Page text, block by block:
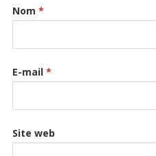
Nom *
E-mail *
Site web